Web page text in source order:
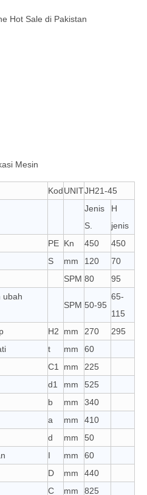
Hot Sale di Pakistan
Mesin
KodUNITJH21-45
Jenis
S.
H
jenis
PE Kn 450
450
S mm 120 70
SPM 80
95
ubah
SPM 50-95
65-
115
H2 mm 270
295
t mm
60
C1 mm
225
d1 mm 525
b mm
340
a mm 410
d mm
50
I mm 60
D mm
440
C mm
825